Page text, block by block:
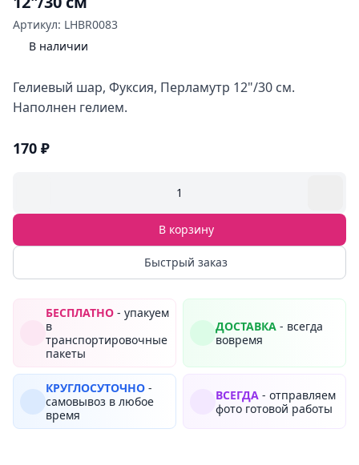
Артикул: LHBR0083
В наличии
Гелиевый шар, Фуксия, Перламутр 12"/30 см.
Наполнен гелием.
170 ₽
1
В корзину
Быстрый заказ
БЕСПЛАТНО - упакуем
в
транспортировочные
пакеты
ДОСТАВКА - всегда
вовремя
КРУГЛОСУТОЧНО -
самовывоз в любое
время
ВСЕГДА - отправляем
фото готовой работы